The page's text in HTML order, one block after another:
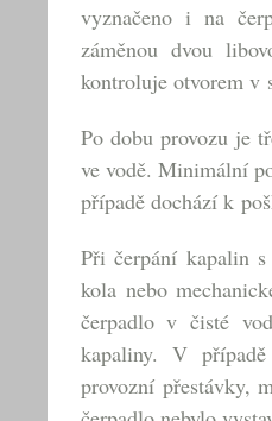
vyznačeno i na
záměnou dvou
kontroluje otvorem v
Po dobu provozu je
ve vodě. Minimální
případě dochází k
Při čerpání kapalin s
kola nebo
čerpadlo v čisté
kapaliny. V
provozní přestávky,